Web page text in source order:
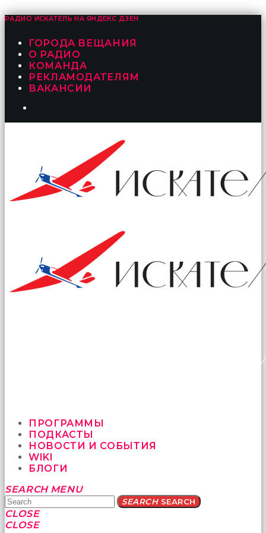
РАДИО ИСКАТЕЛЬ НА ЯНДЕКС ДЗЕН
ГОРОДА ВЕЩАНИЯ
О РАДИО
КОМАНДА
РЕКЛАМОДАТЕЛЯМ
ВАКАНСИИ
ПРОГРАММЫ
ПОДКАСТЫ
НОВОСТИ И СОБЫТИЯ
WIKI
БЛОГИ
Yatağa
bile
geçmeye
fırsat
SEARCH MENU
SEARCHSEARCH
CLOSE
CLOSE